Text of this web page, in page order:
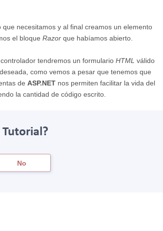
necesitamos y al final creamos un elemento
el bloque Razor que habíamos abierto.
tendremos un formulario HTML válido
como vemos a pesar que tenemos que
de ASP.NET nos permiten facilitar la vida del
la cantidad de código escrito.
Tutorial?
No